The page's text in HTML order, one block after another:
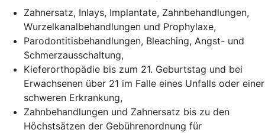
Zahnersatz, Inlays, Implantate, Zahnbehandlungen,
Wurzelkanalbehandlungen und Prophylaxe,
Parodontitisbehandlungen, Bleaching, Angst- und
Schmerzausschaltung,
Kieferorthopädie bis zum 21. Geburtstag und bei
Erwachsenen über 21 im Falle eines Unfalls oder einer
schweren Erkrankung,
Zahnbehandlungen und Zahnersatz bis zu den
Höchstsätzen der Gebührenordnung für